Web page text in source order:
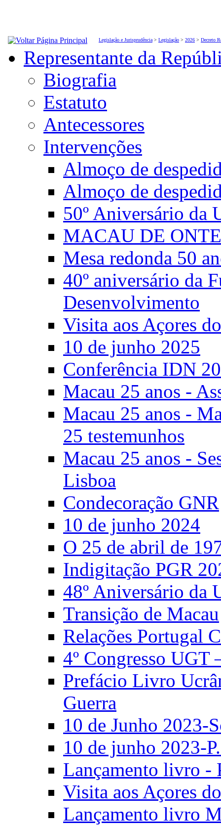
Legislação e Jurisprudência > Legislação > 2026 > Decreto
Representante da
Biografia
Estatuto
Antecessores
Intervenções
Almoço de
Almoço de
50º Aniversário da
MACAU DE
Mesa redonda 50
40º aniversário da
Desenvolvimento
Visita aos Açores
10 de junho 2025
Conferência IDN
Macau 25 anos -
Macau 25 anos -
25 testemunhos
Macau 25 anos -
Lisboa
Condecoração GNR
10 de junho 2024
O 25 de abril de
Indigitação PGR
48º Aniversário da
Transição de Macau
Relações Portugal
4º Congresso UGT
Prefácio Livro
Guerra
10 de Junho 2023-
10 de junho 2023-
Lançamento livro -
Visita aos Açores
Lançamento livro